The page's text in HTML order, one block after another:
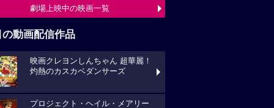
劇場上映中の映画一覧
の動画配信作品
映画クレヨンしんちゃん 超華麗！
灼熱のカスカベダンサーズ
プロジェクト・ヘイル・メアリー